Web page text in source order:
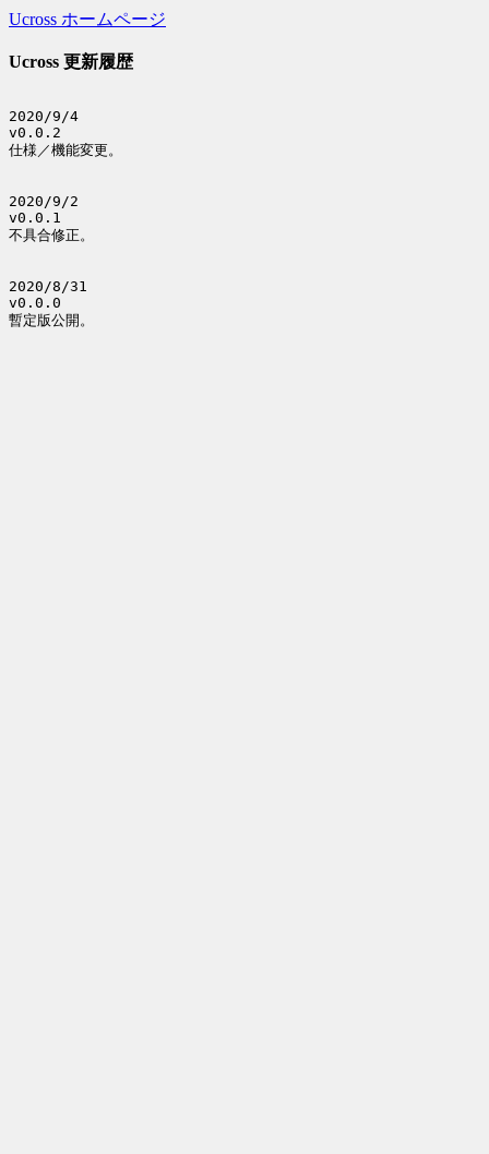
Ucross ホームページ
Ucross 更新履歴
2020/9/4
v0.0.2
仕様／機能変更。
2020/9/2
v0.0.1
不具合修正。
2020/8/31
v0.0.0
暫定版公開。